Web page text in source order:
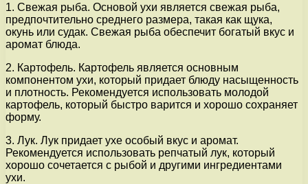
1. Свежая рыба. Основой ухи является свежая рыба,
предпочтительно среднего размера, такая как щука,
окунь или судак. Свежая рыба обеспечит богатый вкус и
аромат блюда.
2. Картофель. Картофель является основным
компонентом ухи, который придает блюду насыщенность
и плотность. Рекомендуется использовать молодой
картофель, который быстро варится и хорошо сохраняет
форму.
3. Лук. Лук придает ухе особый вкус и аромат.
Рекомендуется использовать репчатый лук, который
хорошо сочетается с рыбой и другими ингредиентами
ухи.